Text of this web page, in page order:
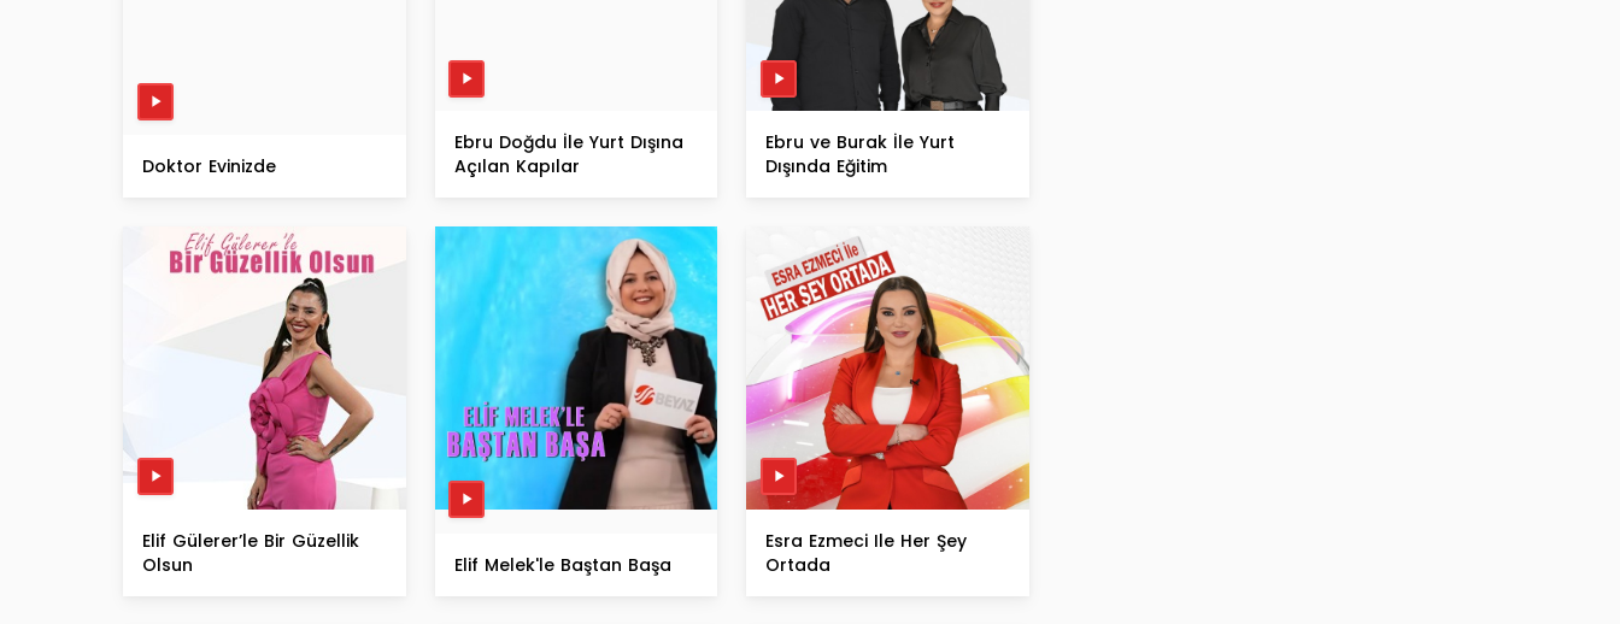
Doktor Evinizde
Ebru Doğdu İle Yurt Dışına
Açılan Kapılar
Ebru ve Burak İle Yurt
Dışında Eğitim
Elif Gülerer’le Bir Güzellik
Olsun
Elif Melek'le Baştan Başa
Esra Ezmeci Ile Her Şey
Ortada